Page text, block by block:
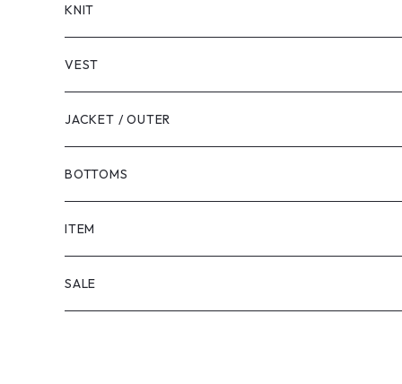
LONG SLEEVE
KNIT
VEST
JACKET / OUTER
BOTTOMS
SHORTS
PANTS
ITEM
SALE